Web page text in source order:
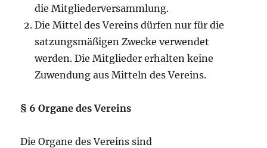
die Mitgliederversammlung.
Die Mittel des Vereins dürfen nur für die
satzungsmäßigen Zwecke verwendet
werden. Die Mitglieder erhalten keine
Zuwendung aus Mitteln des Vereins.
§ 6 Organe des Vereins
Die Organe des Vereins sind